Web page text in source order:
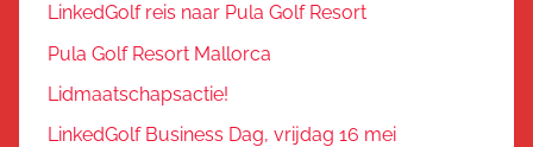
LinkedGolf reis naar Pula Golf Resort
Pula Golf Resort Mallorca
Lidmaatschapsactie!
LinkedGolf Business Dag, vrijdag 16 mei